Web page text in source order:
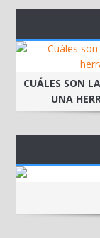
CUÁLES SON
UNA